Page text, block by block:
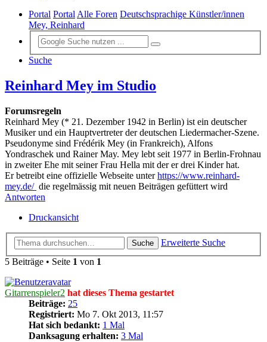
Portal PortalAlle Foren Deutschsprachige Künstler/innen
Mey, Reinhard
Suche
Reinhard Mey im Studio
Forumsregeln
Reinhard Mey (* 21. Dezember 1942 in Berlin) ist ein deutscher
Musiker und ein Hauptvertreter der deutschen Liedermacher-Szene.
Pseudonyme sind Frédérik Mey (in Frankreich), Alfons
Yondraschek und Rainer May. Mey lebt seit 1977 in Berlin-Frohnau
in zweiter Ehe mit seiner Frau Hella mit der er drei Kinder hat.
Er betreibt eine offizielle Webseite unterhttps://www.reinhard-
mey.de/ die regelmässig mit neuen Beiträgen gefüttert wird
Antworten
Druckansicht
Suche
Erweiterte Suche
5 Beiträge • Seite 1 von 1
Gitarrenspieler2 hat dieses Thema gestartet
Beiträge: 25
Registriert: Mo 7. Okt 2013, 11:57
Hat sich bedankt: 1 Mal
Danksagung erhalten: 3 Mal